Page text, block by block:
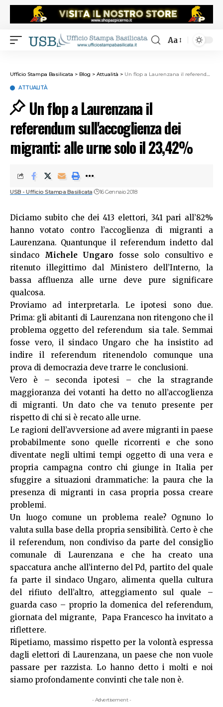
Aa
Ufficio Stampa Basilicata > Blog > Attualità > Un flop a Laurenzana il referendum sull'accoglienza dei migranti: alle urne solo il 23,42%
ATTUALITÀ
Un flop a Laurenzana il
referendum sull'accoglienza dei
migranti: alle urne solo il 23,42%
USB - Ufficio Stampa Basilicata 16 Gennaio 2018
Diciamo subito che dei 413 elettori, 341 pari all’82%
hanno votato contro l’accoglienza di migranti a
Laurenzana. Quantunque il referendum indetto dal
sindaco Michele Ungaro fosse solo consultivo e
ritenuto illegittimo dal Ministero dell’Interno, la
bassa affluenza alle urne deve pure significare
qualcosa.
Proviamo ad interpretarla. Le ipotesi sono due.
Prima: gli abitanti di Laurenzana non ritengono che il
problema oggetto del referendum sia tale. Semmai
fosse vero, il sindaco Ungaro che ha insistito ad
indire il referendum ritenendolo comunque una
prova di democrazia deve trarre le conclusioni.
Vero è – seconda ipotesi – che la stragrande
maggioranza dei votanti ha detto no all’accoglienza
di migranti. Un dato che va tenuto presente per
rispetto di chi si è recato alle urne.
Le ragioni dell’avversione ad avere migranti in paese
probabilmente sono quelle ricorrenti e che sono
diventate negli ultimi tempi oggetto di una vera e
propria campagna contro chi giunge in Italia per
sfuggire a situazioni drammatiche: la paura che la
presenza di migranti in casa propria possa creare
problemi.
Un luogo comune un problema reale? Ognuno lo
valuta sulla base della propria sensibilità. Certo è che
il referendum, non condiviso da parte del consiglio
comunale di Laurenzana e che ha creato una
spaccatura anche all’interno del Pd, partito del quale
fa parte il sindaco Ungaro, alimenta quella cultura
del rifiuto dell’altro, atteggiamento sul quale –
guarda caso – proprio la domenica del referendum,
giornata del migrante, Papa Francesco ha invitato a
riflettere.
Ripetiamo, massimo rispetto per la volontà espressa
dagli elettori di Laurenzana, un paese che non vuole
passare per razzista. Lo hanno detto i molti e noi
siamo profondamente convinti che tale non è.
- Advertisement -